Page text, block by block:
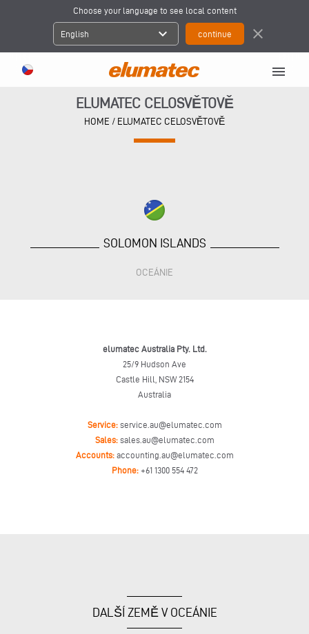
Choose your language to see local content
English expand_more close
menu
ELUMATEC CELOSVĚTOVĚ
HOME / ELUMATEC CELOSVĚTOVĚ
SOLOMON ISLANDS
OCEÁNIE
elumatec Australia Pty. Ltd.
25/9 Hudson Ave
Castle Hill, NSW 2154
Australia
Service: service.au@elumatec.com
Sales: sales.au@elumatec.com
Accounts: accounting.au@elumatec.com
Phone: +61 1300 554 472
DALŠÍ ZEMĚ V OCEÁNIE